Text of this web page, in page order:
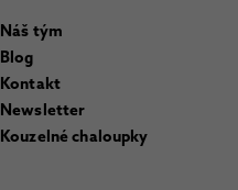
Náš tým
Blog
Kontakt
Newsletter
Kouzelné chaloupky